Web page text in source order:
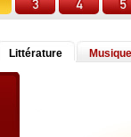
Littérature Musique